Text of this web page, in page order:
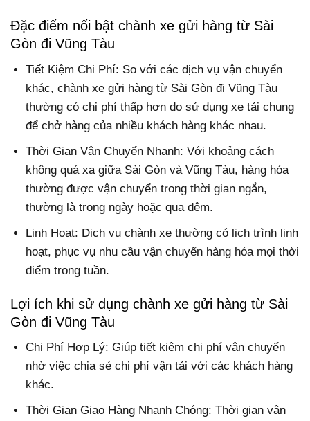
Đặc điểm nổi bật chành xe gửi hàng từ Sài
Gòn đi Vũng Tàu
Tiết Kiệm Chi Phí: So với các dịch vụ vận chuyển
khác, chành xe gửi hàng từ Sài Gòn đi Vũng Tàu
thường có chi phí thấp hơn do sử dụng xe tải chung
để chở hàng của nhiều khách hàng khác nhau.
Thời Gian Vận Chuyển Nhanh: Với khoảng cách
không quá xa giữa Sài Gòn và Vũng Tàu, hàng hóa
thường được vận chuyển trong thời gian ngắn,
thường là trong ngày hoặc qua đêm.
Linh Hoạt: Dịch vụ chành xe thường có lịch trình linh
hoạt, phục vụ nhu cầu vận chuyển hàng hóa mọi thời
điểm trong tuần.
Lợi ích khi sử dụng chành xe gửi hàng từ Sài
Gòn đi Vũng Tàu
Chi Phí Hợp Lý: Giúp tiết kiệm chi phí vận chuyển
nhờ việc chia sẻ chi phí vận tải với các khách hàng
khác.
Thời Gian Giao Hàng Nhanh Chóng: Thời gian vận